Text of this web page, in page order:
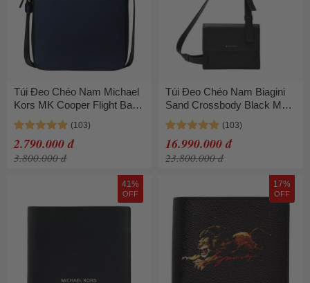
Túi Đeo Chéo Nam Michael
Kors MK Cooper Flight Bag
37F3COLC6U Màu Xanh
Navy
2.790.000 đ
3.800.000 đ
Túi Đeo Chéo Nam Biagini
Sand Crossbody Black Màu
Đen
16.990.000 đ
23.800.000 đ
41%
OFF
17%
OFF